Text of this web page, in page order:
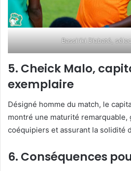
Bassiriki Diabaté,
5. Cheick Malo,
exemplaire
Désigné homme du match, le
montré une maturité remarquable,
coéquipiers et assurant la solidité
6. Conséquences